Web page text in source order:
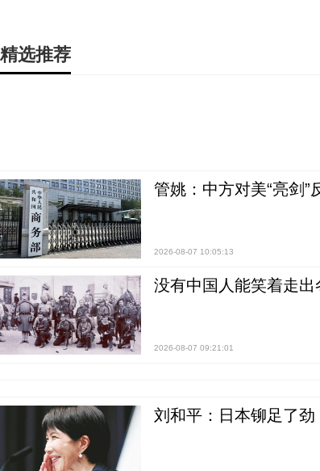
精选推荐
管姚：中方对美“亮剑
2026-08-07 10:05:13
没有中国人能笑着走
2026-08-07 09:21:01
刘和平：日本铆足了